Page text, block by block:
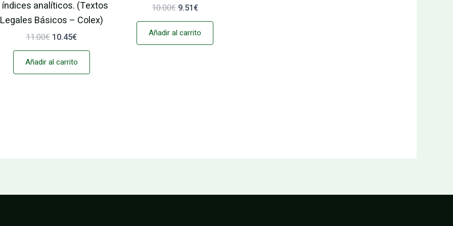
analíticos. (Textos
Legales Básicos – Colex)
11.00€ 10.45€
Añadir al carrito
10.00€9.51€
Añadir al carrito